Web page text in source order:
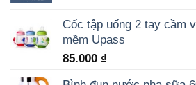
Cốc tập uống 2 tay cầm
mềm Upass
85.000 ₫